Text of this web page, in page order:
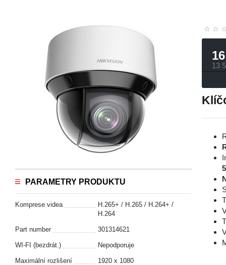
PARAMETRY PRODUKTU
Komprese videa
H.265+ / H.265 / H.264+ /
H.264
Part number 301314621
WI-FI (bezdrát.) Nepodporuje
Maximální rozlišení 1920 x 1080
13